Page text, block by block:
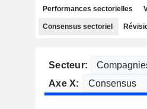
Performances sectorielles
Consensus sectoriel
Secteur:
Axe X: